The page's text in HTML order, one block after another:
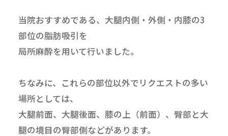
当院おすすめである、大腿内側・外側・内膝の3
部位の脂肪吸引を
局所麻酔を用いて行いました。
ちなみに、これらの部位以外でリクエストの多い
場所としては、
大腿前面、大腿後面、膝の上（前面）、臀部と大
腿の境目の臀部側などがあります。